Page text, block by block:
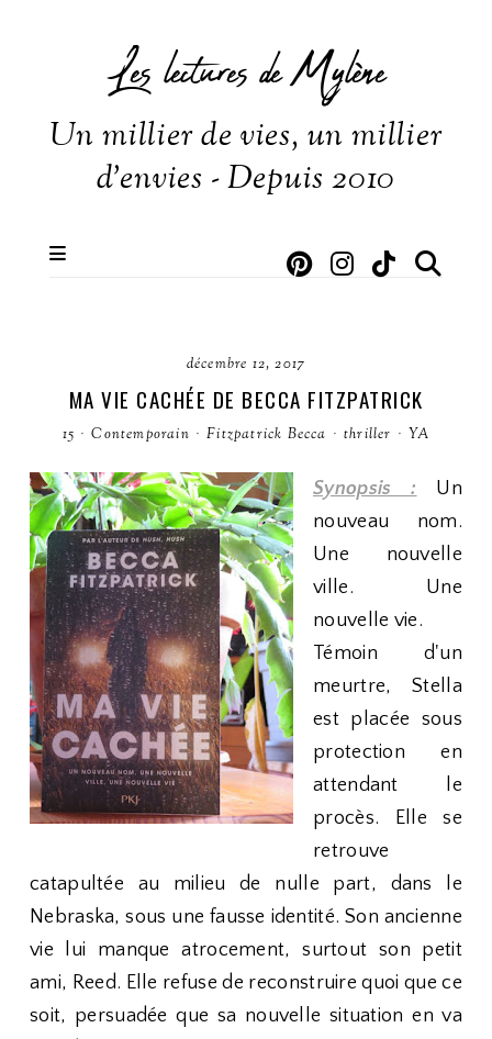
Les lectures de Mylène
Un millier de vies, un millier
d'envies - Depuis 2010
décembre 12, 2017
MA VIE CACHÉE DE BECCA FITZPATRICK
15 · Contemporain · Fitzpatrick Becca · thriller · YA
Synopsis : Un
nouveau nom.
Une nouvelle
ville. Une
nouvelle vie.
Témoin d'un
meurtre, Stella
est placée sous
protection en
attendant le
procès. Elle se
retrouve
catapultée au milieu de nulle part, dans le
Nebraska, sous une fausse identité. Son ancienne
vie lui manque atrocement, surtout son petit
ami, Reed. Elle refuse de reconstruire quoi que ce
soit, persuadée que sa nouvelle situation en va